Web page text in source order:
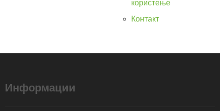
користење
Контакт
Информации